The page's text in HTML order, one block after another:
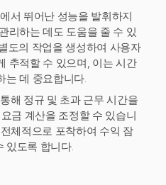
서 뛰어난 성능을 발휘하지
리하는 데도 도움을 줄 수 있
도의 작업을 생성하여 사용자
추적할 수 있으며, 이는 시간
는 데 중요합니다.
해 정규 및 초과 근무 시간을
금 계산을 조정할 수 있습니
체적으로 포착하여 수익 잠
있도록 합니다.